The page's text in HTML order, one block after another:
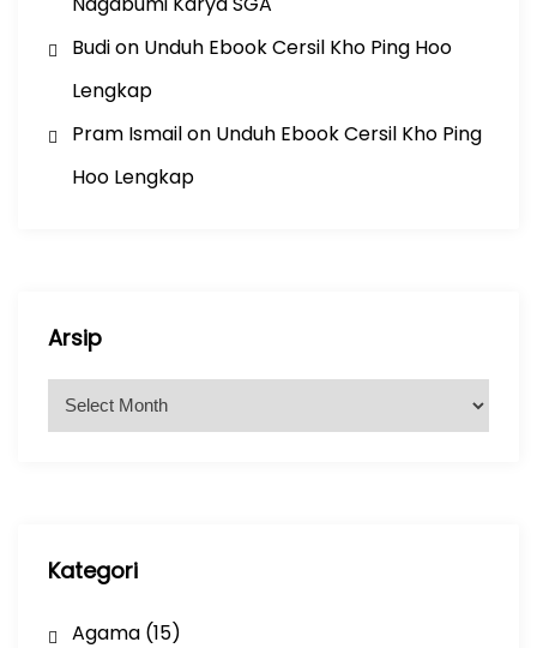
Budion Unduh Ebook Cersil Kho Ping Hoo
Lengkap
Pram Ismailon Unduh Ebook Cersil Kho Ping
Hoo Lengkap
Arsip
Kategori
Agama(15)